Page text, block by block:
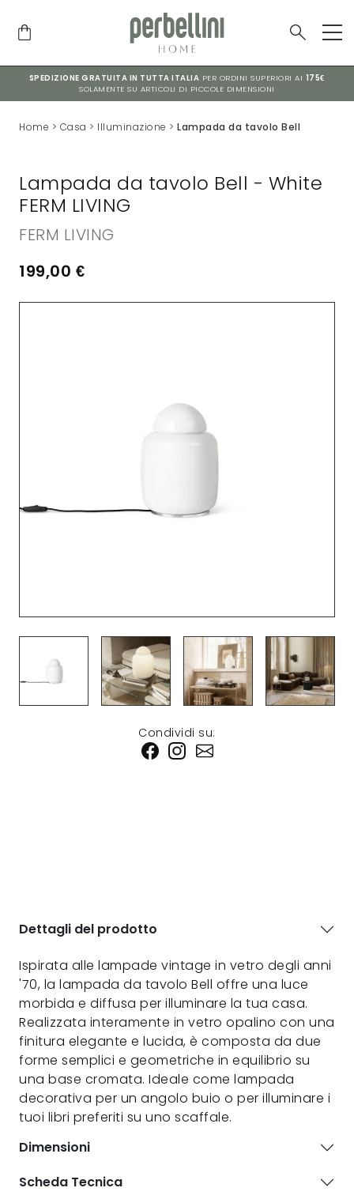
SPEDIZIONE GRATUITA IN TUTTA ITALIA PER ORDINI SUPERIORI AI 175€
SOLAMENTE SU ARTICOLI DI PICCOLE DIMENSIONI
Home > Casa > Illuminazione > Lampada da tavolo Bell
Condividi su:
Lampada da tavolo Bell - White
FERM LIVING
FERM LIVING
199,00 €
Dettagli del prodotto
Ispirata alle lampade vintage in vetro degli anni
'70, la lampada da tavolo Bell offre una luce
morbida e diffusa per illuminare la tua casa.
Realizzata interamente in vetro opalino con una
finitura elegante e lucida, è composta da due
forme semplici e geometriche in equilibrio su
una base cromata. Ideale come lampada
decorativa per un angolo buio o per illuminare i
tuoi libri preferiti su uno scaffale.
Dimensioni
Scheda Tecnica